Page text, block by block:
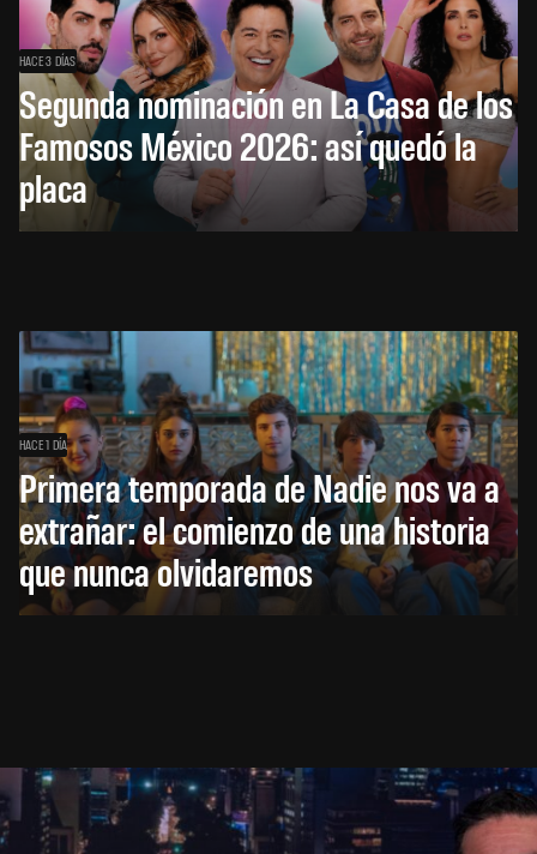
HACE 3 DÍAS
Segunda nominación en La Casa de los
Famosos México 2026: así quedó la
placa
HACE 1 DÍA
Primera temporada de Nadie nos va a
extrañar: el comienzo de una historia
que nunca olvidaremos